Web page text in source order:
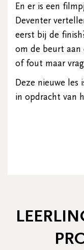
En er is een
Deventer
eerst bij de
om de beurt aan
of fout maar
Deze nieuwe
in opdracht van